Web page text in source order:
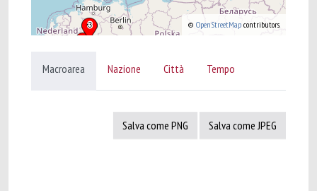
© OpenStreetMap contributors.
Macroarea Nazione Città Tempo
Salva come PNG Salva come JPEG